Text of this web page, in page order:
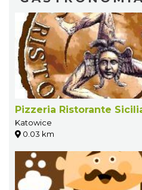
Pizzeria Ristorante
Katowice
0.03 km